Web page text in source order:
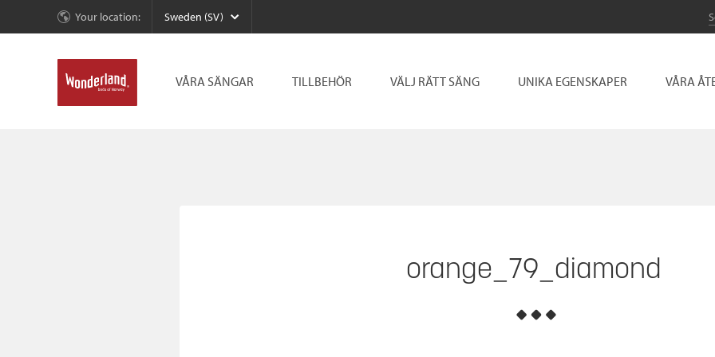
Your location: Sweden (SV)
VÅRA SÄNGAR TILLBEHÖR VÄLJ RÄTT SÄNG UNIKA EGENSKAPER VÅRA
orange_79_diamond